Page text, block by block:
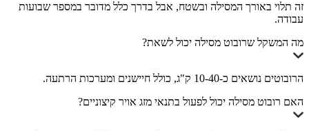
זה תלוי באורך המסילה ובשטח, אבל בדרך כלל מדובר במספר שבועות
עבודה.
מה המשקל שרובוט מסילה יכול לשאת?
הרובוטים נושאים כ-10-40 ק"ג, כולל חיישנים ומערכות הרתעה.
האם רובוט מסילה יכול לפעול בתנאי מזג אויר קיצוניים?